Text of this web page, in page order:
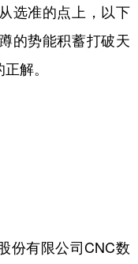
选准的点上，以下
的势能积蓄打破天
解。
有限公司CNC数